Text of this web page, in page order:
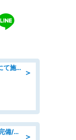
＞
工事・土木施工管理/総合技術商社にて施工管理のお仕事/即日勤務可/車通勤可/工事・土木施工管理/生産・品質管理
＞
組立・組付け/高収入/日払いOK/寮完備/交替制/20・30・40代活躍中